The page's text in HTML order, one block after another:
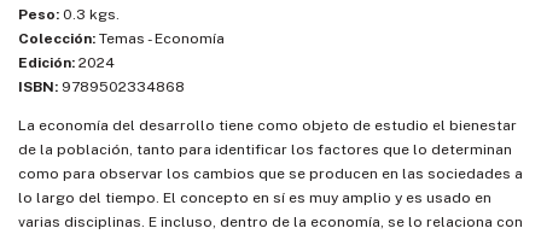
Peso: 0.3 kgs.
Colección: Temas - Economía
Edición: 2024
ISBN: 9789502334868
La economía del desarrollo tiene como objeto de estudio el bienestar
de la población, tanto para identificar los factores que lo determinan
como para observar los cambios que se producen en las sociedades a
lo largo del tiempo. El concepto en sí es muy amplio y es usado en
varias disciplinas. E incluso, dentro de la economía, se lo relaciona con